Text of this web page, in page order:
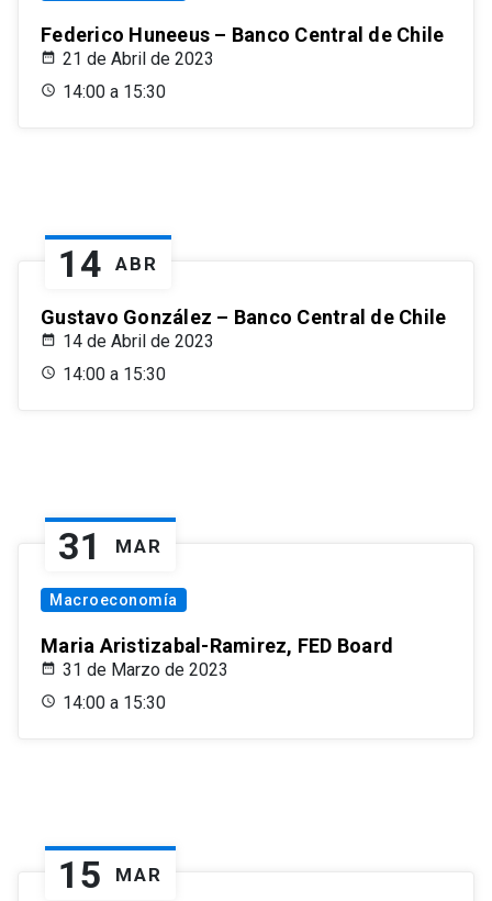
Federico Huneeus – Banco Central de Chile
21 de Abril de 2023
14:00 a 15:30
14 ABR
Gustavo González – Banco Central de Chile
14 de Abril de 2023
14:00 a 15:30
31 MAR
Macroeconomía
Maria Aristizabal-Ramirez, FED Board
31 de Marzo de 2023
14:00 a 15:30
15 MAR